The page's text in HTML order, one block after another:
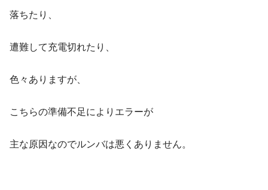
落ちたり、
遭難して充電切れたり、
色々ありますが、
こちらの準備不足によりエラーが
主な原因なのでルンバは悪くありません。